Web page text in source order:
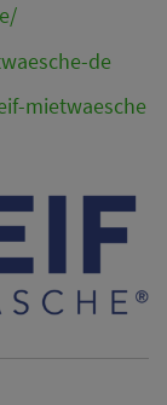
de
mietwaesche